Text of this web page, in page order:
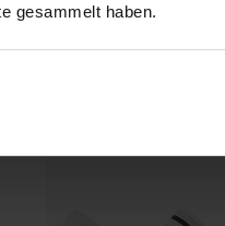
gesammelt haben.